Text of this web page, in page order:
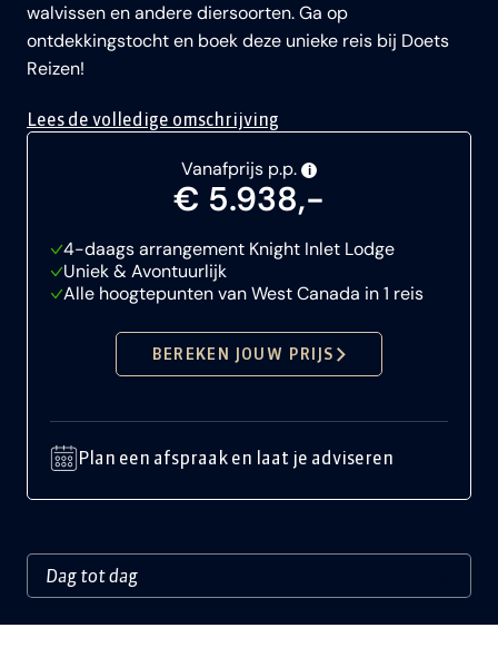
walvissen en andere diersoorten. Ga op
ontdekkingstocht en boek deze unieke reis bij Doets
Reizen!
Lees de volledige omschrijving
€ 5.938,-
Vanafprijs p.p. i
4-daags arrangement Knight Inlet Lodge
Uniek & Avontuurlijk
Alle hoogtepunten van West Canada in 1 reis
BEREKEN JOUW PRIJS
Plan een afspraak en laat je adviseren